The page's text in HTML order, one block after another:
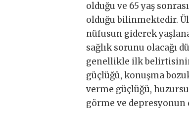
olduğu ve 65 yaş
olduğu bilinmektedir.
nüfusun giderek
sağlık sorunu olacağı
genellikle ilk
güçlüğü, konuşma
verme güçlüğü,
görme ve depresyonun